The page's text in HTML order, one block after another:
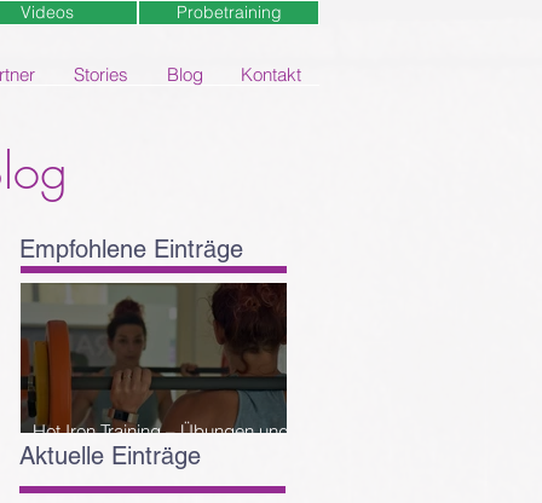
Videos Probetraining
Stories Blog Kontakt
Empfohlene Einträge
Hot Iron Training – Übungen und
Reihenfolge
Aktuelle Einträge